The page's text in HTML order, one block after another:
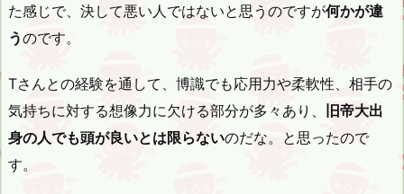
た感じで、決して悪い人ではないと思うのですが何かが違
うのです。
Tさんとの経験を通して、博識でも応用力や柔軟性、相手の
気持ちに対する想像力に欠ける部分が多々あり、 旧帝大出
身の人でも頭が良いとは限らないのだな。と思ったので
す。